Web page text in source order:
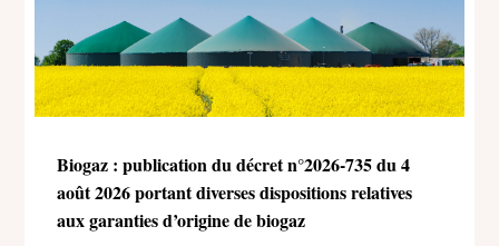
Biogaz : publication du décret n°2026-735 du 4
août 2026 portant diverses dispositions relatives
aux garanties d’origine de biogaz